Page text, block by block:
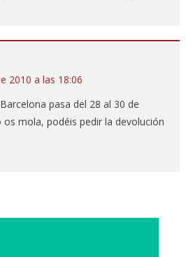
2010 a las 18:06
pasa del 28 al 30 de
os mola, podéis pedir la devolución